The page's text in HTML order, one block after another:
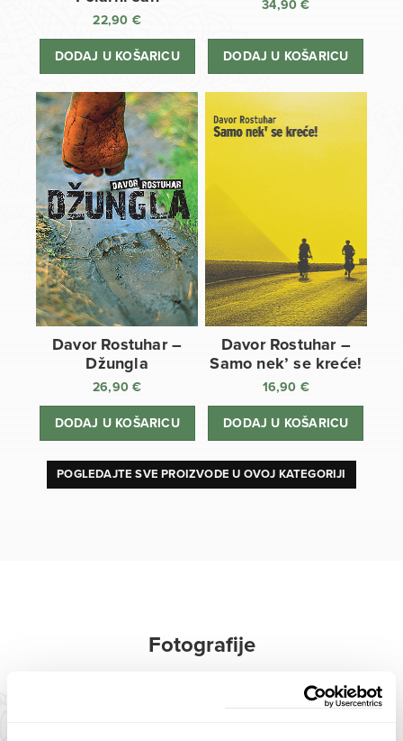
22,90 €
DODAJ U KOŠARICU
Izvorna
bila
34,90€
cijena
DODAJ U KOŠARICU
Davor Rostuhar –
Džungla
26,90€
DODAJ U KOŠARICU
Davor Rostuhar –
Samo nek’ se kreće!
16,90 €
DODAJ U KOŠARICU
POGLEDAJTE SVE PROIZVODE U OVOJ KATEGORIJI
Fotografije